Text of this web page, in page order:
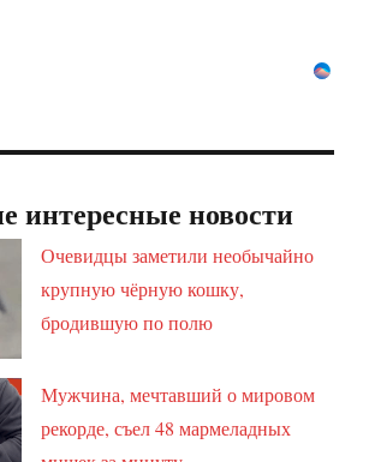
интересные новости
Очевидцы заметили необычайно
крупную чёрную кошку,
бродившую по полю
Мужчина, мечтавший о мировом
рекорде, съел 48 мармеладных